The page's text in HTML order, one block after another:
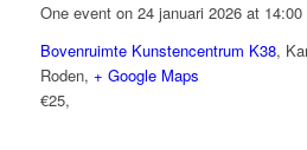
One event on 24 januari 2026 at 14:00
Bovenruimte Kunstencentrum K38,
Roden, + Google Maps
€25,